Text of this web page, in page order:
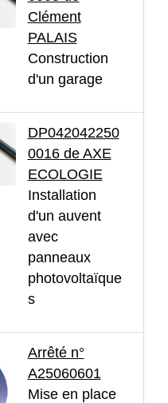
Clément
PALAIS
Construction
d'un garage
DP042042250
0016 de AXE
ECOLOGIE
Installation
d'un auvent
avec
panneaux
photovoltaïque
s
Arrêté n°
A25060601
Mise en place